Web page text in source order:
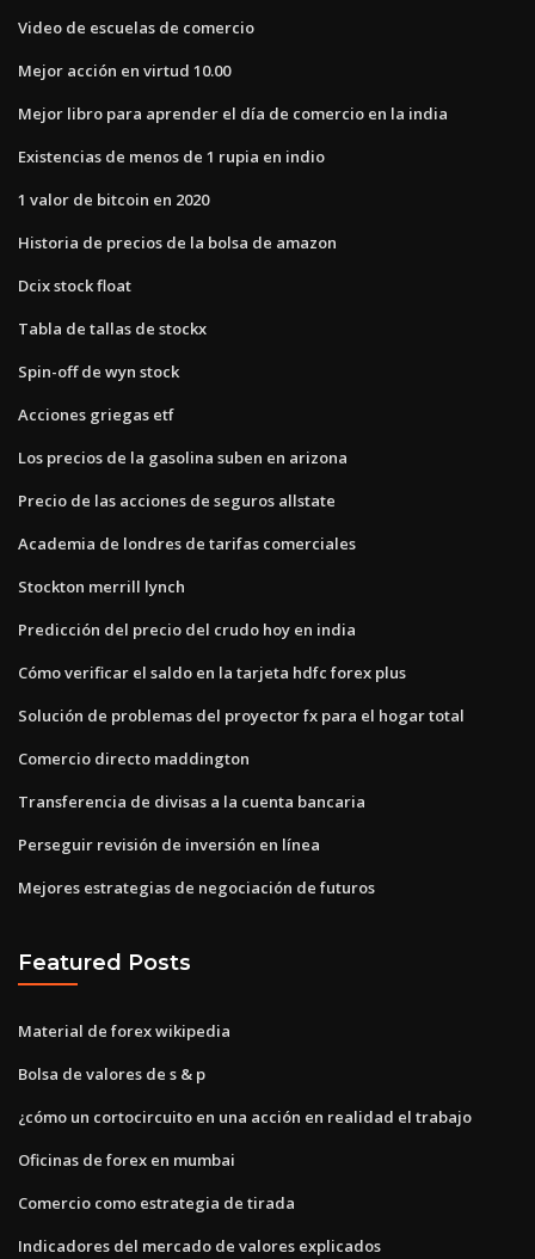
Video de escuelas de comercio
Mejor acción en virtud 10.00
Mejor libro para aprender el día de comercio en la india
Existencias de menos de 1 rupia en indio
1 valor de bitcoin en 2020
Historia de precios de la bolsa de amazon
Dcix stock float
Tabla de tallas de stockx
Spin-off de wyn stock
Acciones griegas etf
Los precios de la gasolina suben en arizona
Precio de las acciones de seguros allstate
Academia de londres de tarifas comerciales
Stockton merrill lynch
Predicción del precio del crudo hoy en india
Cómo verificar el saldo en la tarjeta hdfc forex plus
Solución de problemas del proyector fx para el hogar total
Comercio directo maddington
Transferencia de divisas a la cuenta bancaria
Perseguir revisión de inversión en línea
Mejores estrategias de negociación de futuros
Featured Posts
Material de forex wikipedia
Bolsa de valores de s & p
¿cómo un cortocircuito en una acción en realidad el trabajo
Oficinas de forex en mumbai
Comercio como estrategia de tirada
Indicadores del mercado de valores explicados